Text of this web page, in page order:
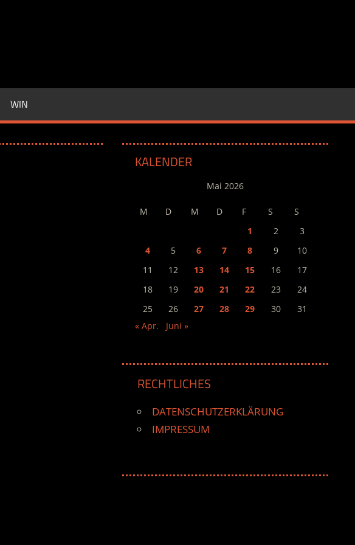
WIN
KALENDER
Mai 2026
M D M D F S
S
1
2
3
4
5 6 7 8 9
10
11
12 13 14 15 16
17
18
19 20 21 22 23
24
25
26 27 28 29 30
31
« Apr.
Juni »
RECHTLICHES
DATENSCHUTZERKLÄRUNG
IMPRESSUM